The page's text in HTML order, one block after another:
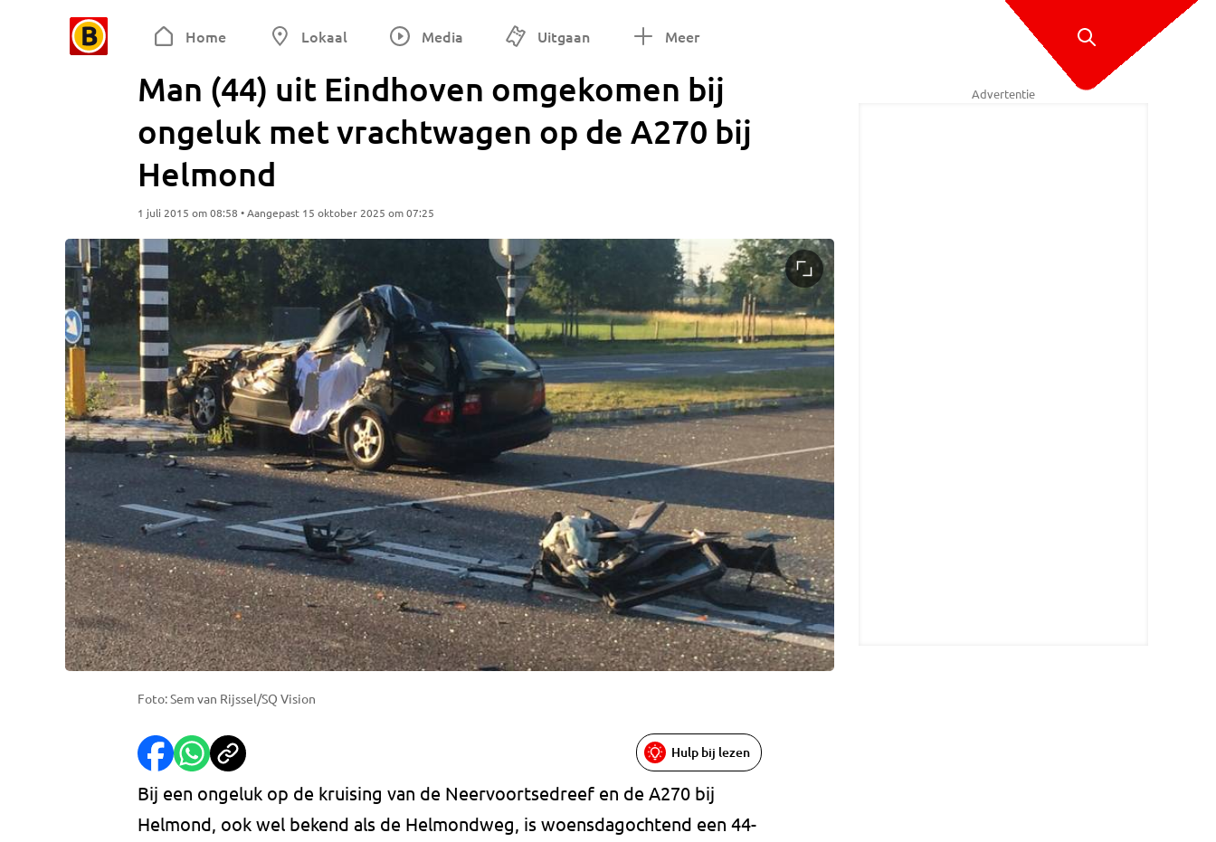
Home Lokaal Media Uitgaan Meer
Man (44) uit Eindhoven omgekomen bij
ongeluk met vrachtwagen op de A270 bij
Helmond
1 juli 2015 om 08:58 • Aangepast 15 oktober 2025 om 07:25
Foto: Sem van Rijssel/SQ Vision
Hulp bij lezen
Bij een ongeluk op de kruising van de Neervoortsedreef en de A270 bij
Helmond, ook wel bekend als de Helmondweg, is woensdagochtend een 44-
Advertentie